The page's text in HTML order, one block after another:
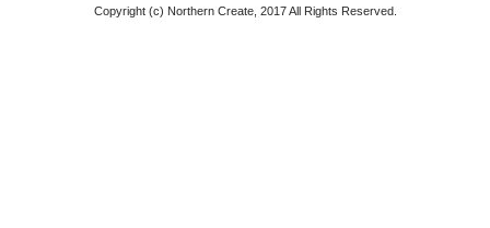
Copyright (c) Northern Create, 2017 All Rights Reserved.